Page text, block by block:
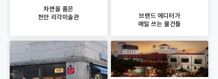
자연을 품은
천안 리각미술관
브랜드 에디터가
매일 쓰는 물건들